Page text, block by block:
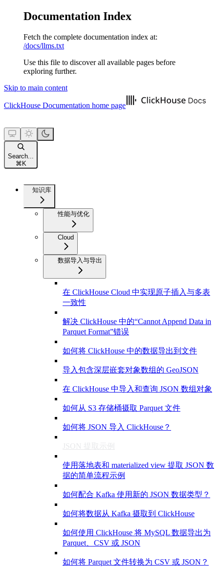
Documentation Index
Fetch the complete documentation index at:
/docs/llms.txt
Use this file to discover all available pages before
exploring further.
Skip to main content
ClickHouse Documentation home page
Search...
⌘ K
知识库
性能与优化
Cloud
数据导入与导出
在 ClickHouse Cloud 中实现原子插入与多表
一致性
解决 ClickHouse 中的“Cannot Append Data in
Parquet Format”错误
如何将 ClickHouse 中的数据导出到文件
导入包含深层嵌套对象数组的 GeoJSON
在 ClickHouse 中导入和查询 JSON 数组对象
如何从 S3 存储桶摄取 Parquet 文件
如何将 JSON 导入 ClickHouse？
JSON 提取示例
使用落地表和 materialized view 提取 JSON 数
据的简单流程示例
如何配合 Kafka 使用新的 JSON 数据类型？
如何将数据从 Kafka 摄取到 ClickHouse
如何使用 ClickHouse 将 MySQL 数据导出为
Parquet、CSV 或 JSON
如何将 Parquet 文件转换为 CSV 或 JSON？